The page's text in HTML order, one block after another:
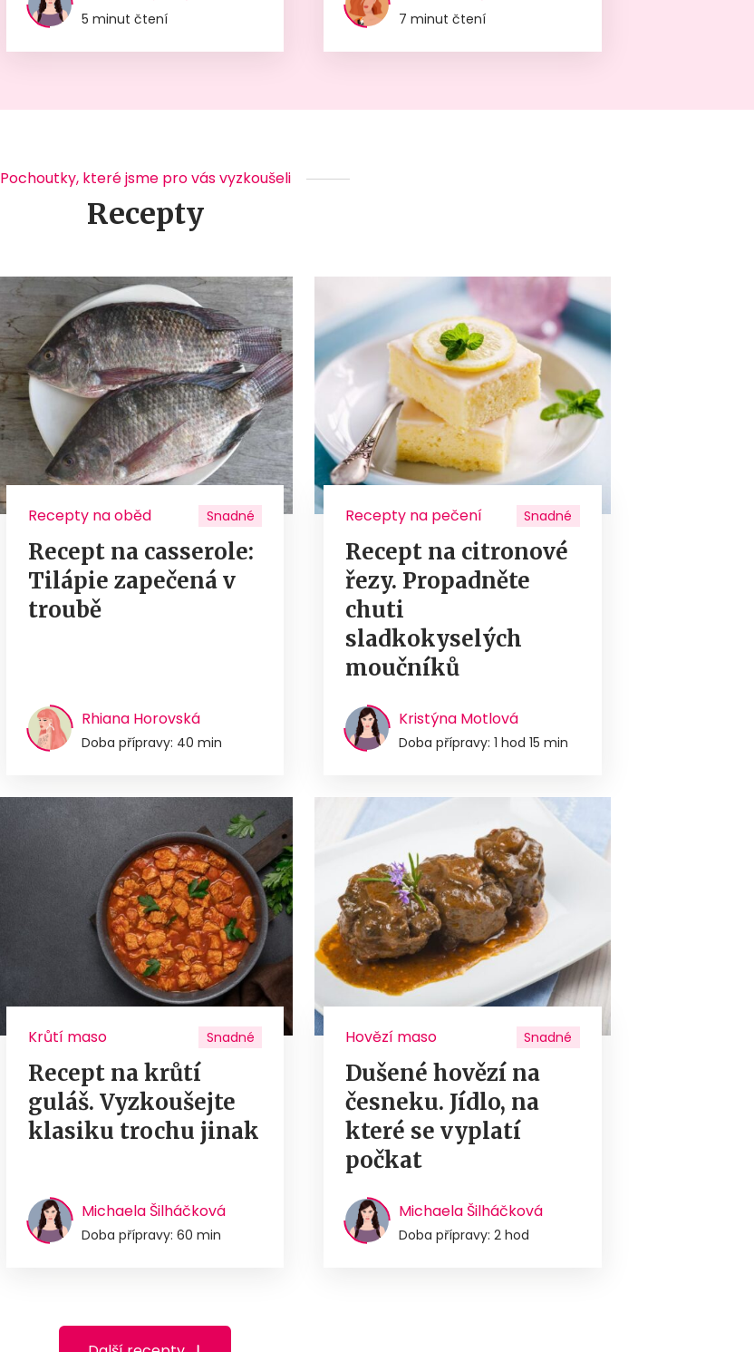
5 minut čtení 7 minut čtení
Pochoutky, které jsme pro vás vyzkoušeli
Recepty
Recepty na oběd Snadné
Recept na casserole:
Tilápie zapečená v
troubě
Rhiana Horovská
Doba přípravy: 40 min
Recepty na pečení Snadné
Recept na citronové
řezy. Propadněte
chuti
sladkokyselých
moučníků
Kristýna Motlová
Doba přípravy: 1 hod 15 min
Krůtí maso Snadné
Recept na krůtí
guláš. Vyzkoušejte
klasiku trochu jinak
Michaela Šilháčková
Doba přípravy: 60 min
Hovězí maso Snadné
Dušené hovězí na
česneku. Jídlo, na
které se vyplatí
počkat
Michaela Šilháčková
Doba přípravy: 2 hod